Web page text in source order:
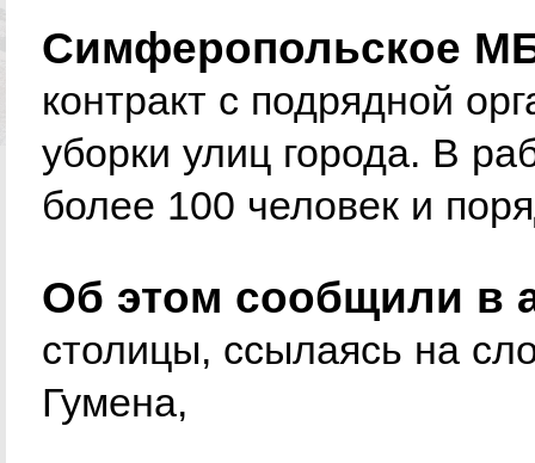
Симферопольское
контракт с подрядной
уборки улиц города. В
более 100 человек и
Об этом сообщили в
столицы, ссылаясь на
Гумена,